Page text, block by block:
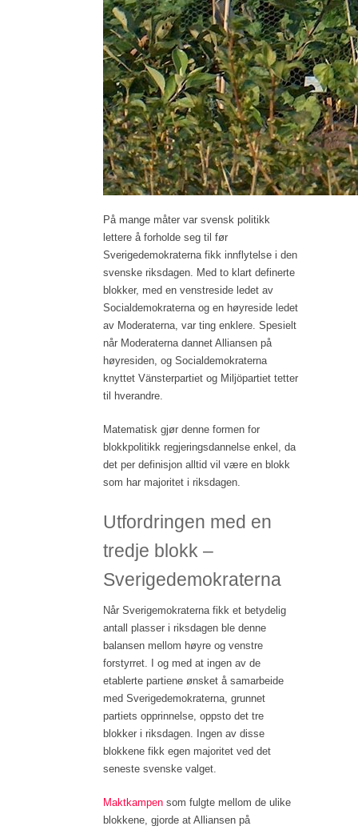
På mange måter var svensk politikk
lettere å forholde seg til før
Sverigedemokraterna fikk innflytelse i den
svenske riksdagen. Med to klart definerte
blokker, med en venstreside ledet av
Socialdemokraterna og en høyreside ledet
av Moderaterna, var ting enklere. Spesielt
når Moderaterna dannet Alliansen på
høyresiden, og Socialdemokraterna
knyttet Vänsterpartiet og Miljöpartiet tetter
til hverandre.
Matematisk gjør denne formen for
blokkpolitikk regjeringsdannelse enkel, da
det per definisjon alltid vil være en blokk
som har majoritet i riksdagen.
Utfordringen med en
tredje blokk –
Sverigedemokraterna
Når Sverigemokraterna fikk et betydelig
antall plasser i riksdagen ble denne
balansen mellom høyre og venstre
forstyrret. I og med at ingen av de
etablerte partiene ønsket å samarbeide
med Sverigedemokraterna, grunnet
partiets opprinnelse, oppsto det tre
blokker i riksdagen. Ingen av disse
blokkene fikk egen majoritet ved det
seneste svenske valget.
Maktkampen som fulgte mellom de ulike
blokkene, gjorde at Alliansen på